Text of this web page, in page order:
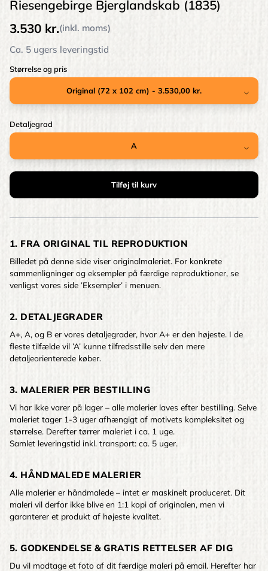
Riesengebirge Bjerglandskab (1835)
3.530 kr.(inkl. moms)
Ca. 5 ugers leveringstid
Størrelse og pris
Detaljegrad
1. FRA ORIGINAL TIL REPRODUKTION
Billedet på denne side viser originalmaleriet. For konkrete
sammenligninger og eksempler på færdige reproduktioner, se
venligst vores side ’Eksempler’ i menuen.
2. DETALJEGRADER
A+, A, og B er vores detaljegrader, hvor A+ er den højeste. I de
fleste tilfælde vil ’A’ kunne tilfredsstille selv den mere
detaljeorienterede køber.
3. MALERIER PER BESTILLING
Vi har ikke varer på lager – alle malerier laves efter bestilling. Selve
maleriet tager 1-3 uger afhængigt af motivets kompleksitet og
størrelse. Derefter tørrer maleriet i ca. 1 uge.
Samlet leveringstid inkl. transport: ca. 5 uger.
4. HÅNDMALEDE MALERIER
Alle malerier er håndmalede – intet er maskinelt produceret. Dit
maleri vil derfor ikke blive en 1:1 kopi af originalen, men vi
garanterer et produkt af højeste kvalitet.
5. GODKENDELSE & GRATIS RETTELSER AF DIG
Du vil modtage et foto af dit færdige maleri på email. Herefter har